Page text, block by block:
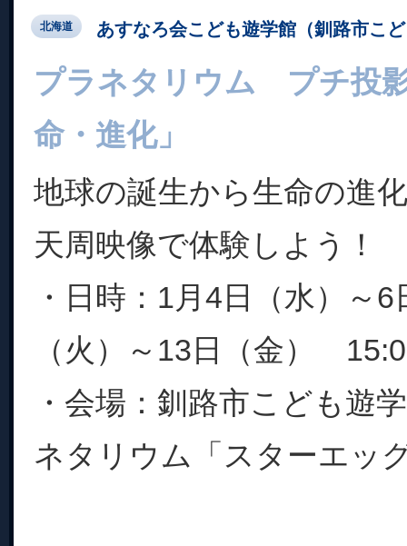
北海道 あすなろ会こども遊学館（釧路市こ
プラネタリウム プチ投
命・進化」
地球の誕生から生命の進
天周映像で体験しよう！
・日時：1月4日（水）～
（火）～13日（金）
・会場：釧路市こども
ネタリウム「スターエッ